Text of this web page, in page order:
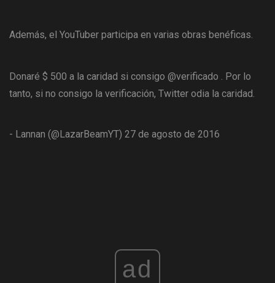
Además, el YouTuber participa en varias obras benéficas.
Donaré $ 500 a la caridad si consigo @verificado . Por lo
tanto, si no consigo la verificación, Twitter odia la caridad.
- Lannan (@LazarBeamYT) 27 de agosto de 2016
ad